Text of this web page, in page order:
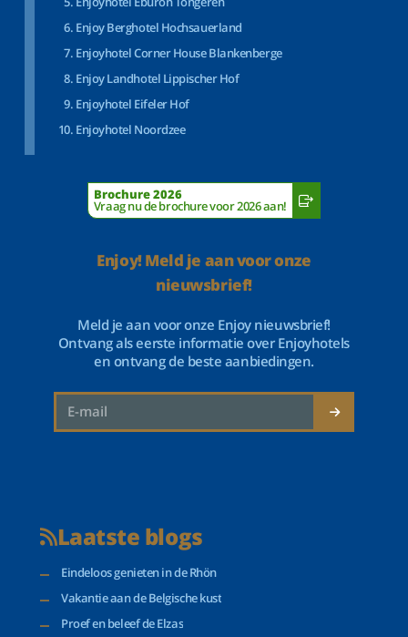
Enjoy Berghotel Hochsauerland
Enjoyhotel Corner House Blankenberge
Enjoy Landhotel Lippischer Hof
Enjoyhotel Eifeler Hof
Enjoyhotel Noordzee
Brochure 2026
Vraag nu de brochure voor 2026 aan!
Enjoy! Meld je aan voor onze
nieuwsbrief!
Meld je aan voor onze Enjoy nieuwsbrief!
Ontvang als eerste informatie over Enjoyhotels
en ontvang de beste aanbiedingen.
Laatste blogs
Eindeloos genieten in de Rhön
Vakantie aan de Belgische kust
Proef en beleef de Elzas